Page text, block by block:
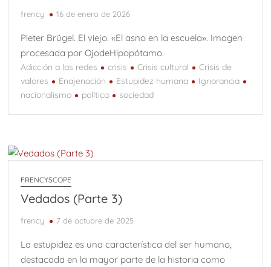
frency 16 de enero de 2026
Pieter Brügel. El viejo. «El asno en la escuela». Imagen
procesada por OjodeHipopótamo.
Adicción a las redes crisis Crisis cultural
Crisis de
valores
Enajenación Estupidez humana
Ignorancia
nacionalismo
política sociedad
FRENCYSCOPE
Vedados (Parte 3)
frency 7 de octubre de 2025
La estupidez es una característica del ser humano,
destacada en la mayor parte de la historia como